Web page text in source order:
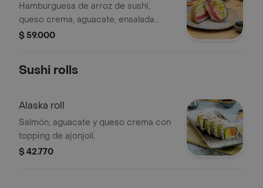
Hamburguesa de arroz de sushi,
queso crema, aguacate, ensalada
dinamita de cangrejo, alga, mayonesa
acompañada de salsa teriyaki.
$ 59.000
Sushi rolls
Alaska roll
Salmón, aguacate y queso crema con
topping de ajonjolí.
$ 42.770